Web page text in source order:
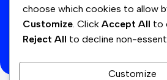
Se utilizará de acuerdo con nuestras
choose which cookies to allow
Customize . Click Accept All to
Reject All to decline non-
Customize